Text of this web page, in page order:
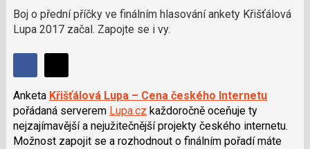
Boj o přední příčky ve finálním hlasování ankety Křišťálová
Lupa 2017 začal. Zapojte se i vy.
Sdílet
Sdílejte
na
Facebooku
na
síti
X
Anketa Křišťálová Lupa – Cena českého Internetu
pořádaná serverem Lupa.cz každoročně oceňuje ty
nejzajímavější a nejužitečnější projekty českého internetu.
Možnost zapojit se a rozhodnout o finálním pořadí máte